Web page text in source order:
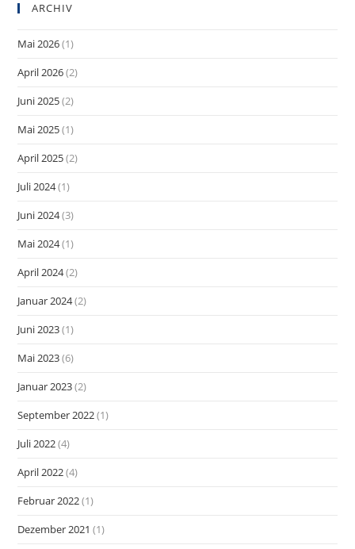
ARCHIV
Mai 2026(1)
April 2026(2)
Juni 2025(2)
Mai 2025(1)
April 2025(2)
Juli 2024(1)
Juni 2024(3)
Mai 2024(1)
April 2024(2)
Januar 2024(2)
Juni 2023(1)
Mai 2023(6)
Januar 2023(2)
September 2022(1)
Juli 2022(4)
April 2022(4)
Februar 2022(1)
Dezember 2021 (1)